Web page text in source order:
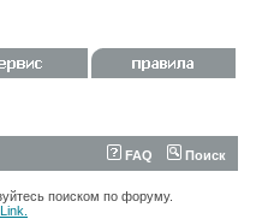
FAQ Поиск
поиском по форуму.